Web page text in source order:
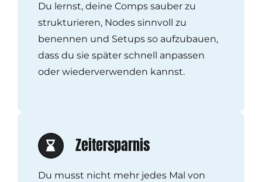
Du lernst, deine Comps sauber zu
strukturieren, Nodes sinnvoll zu
benennen und Setups so aufzubauen,
dass du sie später schnell anpassen
oder wiederverwenden kannst.
Zeitersparnis
Du musst nicht mehr jedes Mal von